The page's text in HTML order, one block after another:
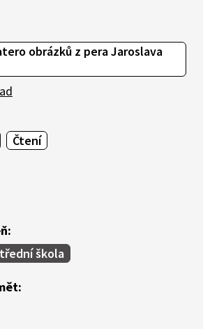
obrázků z pera Jaroslava
Čtení
škola